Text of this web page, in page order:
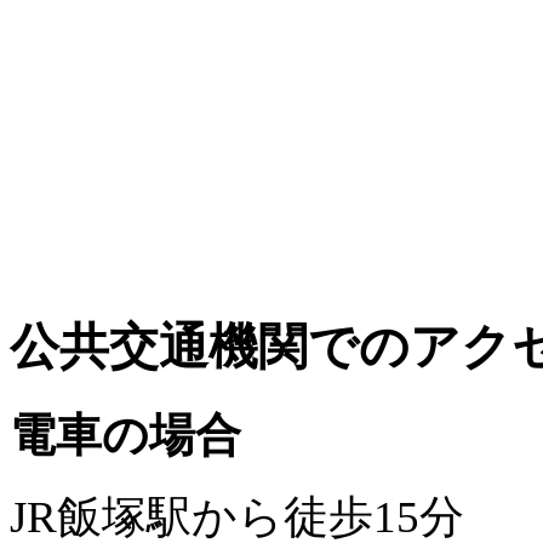
公共交通機関でのアク
電車の場合
JR飯塚駅から徒歩15分